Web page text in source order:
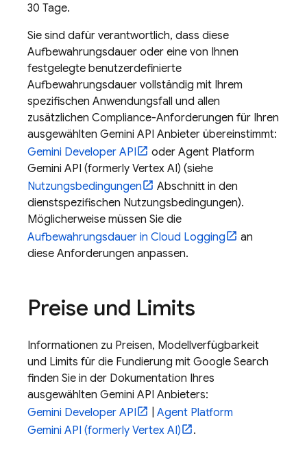
30 Tage.
Sie sind dafür verantwortlich, dass diese
Aufbewahrungsdauer oder eine von Ihnen
festgelegte benutzerdefinierte
Aufbewahrungsdauer vollständig mit Ihrem
spezifischen Anwendungsfall und allen
zusätzlichen Compliance-Anforderungen für Ihren
ausgewählten Gemini API Anbieter übereinstimmt:
Gemini Developer API
oder Agent Platform
Gemini API (formerly Vertex AI) (siehe
Nutzungsbedingungen
Abschnitt in den
dienstspezifischen Nutzungsbedingungen).
Möglicherweise müssen Sie die
Aufbewahrungsdauer in Cloud Logging
an
diese Anforderungen anpassen.
Preise und Limits
Informationen zu Preisen, Modellverfügbarkeit
und Limits für die Fundierung mit Google Search
finden Sie in der Dokumentation Ihres
ausgewählten Gemini API Anbieters:
Gemini Developer API
Agent Platform
Gemini API (formerly Vertex AI)
.